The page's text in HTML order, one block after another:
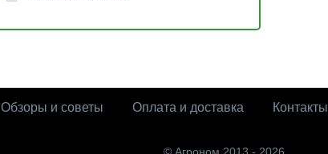
Обзоры и советы Оплата и доставка Контакты